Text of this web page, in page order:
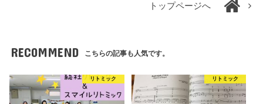
トップページへ
RECOMMEND こちらの記事も人気です。
リトミック リトミック